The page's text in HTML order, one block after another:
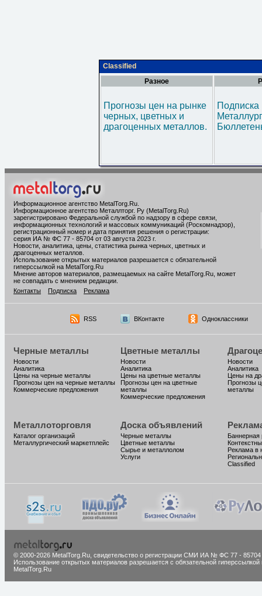
Classified
Разное
Прогнозы цен на рынке
черных, цветных и
драгоценных металлов.
Информационное агентство MetalTorg.Ru
Информационное агентство Металлторг. Ру (MetalTorg.Ru)
зарегистрировано Федеральной службой по надзору в сфере связи,
информационных технологий и массовых коммуникаций (Роскомнадзор),
регистрационный номер и дата принятия решения о регистрации:
серия ИА № ФС 77 - 85704 от 03 августа 2023 г.
Новости, аналитика, цены, статистика рынка черных, цветных и
драгоценных металлов.
Использование открытых материалов разрешается с обязательной
гиперссылкой на MetalTorg.Ru
Мнение авторов материалов, размещаемых на сайте MetalTorg.Ru, может
не совпадать с мнением редакции.
Контакты
Подписка Реклама
RSS ВКонтакте Одноклассники
Черные металлы
Новости
Аналитика
Цены на черные металлы
Прогнозы цен на черные металлы
Коммерческие предложения
Цветные металлы
Новости
Аналитика
Цены на цветные металлы
Прогнозы цен на цветные
металлы
Коммерческие предложения
Новости
Аналитика
Цены на
Прогнозы
металлы
Металлоторговля
Каталог организаций
Металлургический маркетплейс
Доска объявлений
Черные металлы
Цветные металлы
Сырье и металлолом
Услуги
Баннерная
Реклама в
Classified
© 2000-2026 MetalTorg.Ru, cвидетельство о регистрации СМИ ИА № ФС 77 - 85704
Использование открытых материалов разрешается с обязательной гиперссылкой
MetalTorg.Ru